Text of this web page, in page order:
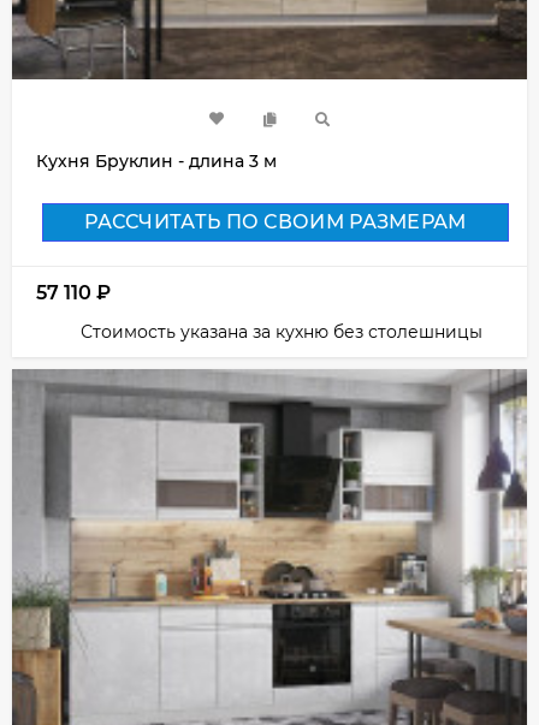
Кухня Бруклин - длина 3 м
РАССЧИТАТЬ ПО СВОИМ РАЗМЕРАМ
57 110 ₽
Стоимость указана за кухню без столешницы